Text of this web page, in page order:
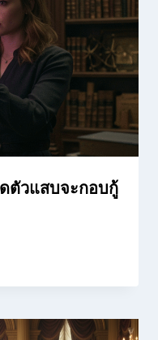
ตัวแสบจะกอบกู้